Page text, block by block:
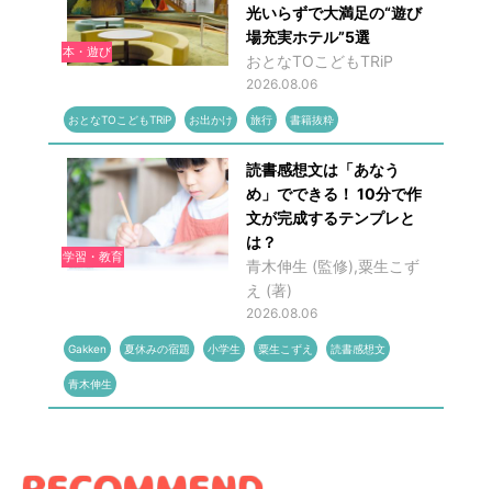
本・遊び
光いらずで大満足の“遊び
場充実ホテル”5選
おとなTOこどもTRiP
2026.08.06
おとなTOこどもTRiP お出かけ 旅行 書籍抜粋
学習・教育
読書感想文は「あなう
め」でできる！ 10分で作
文が完成するテンプレと
は？
青木伸生 (監修),粟生こず
え (著)
2026.08.06
Gakken 夏休みの宿題 小学生 粟生こずえ 読書感想文
青木伸生